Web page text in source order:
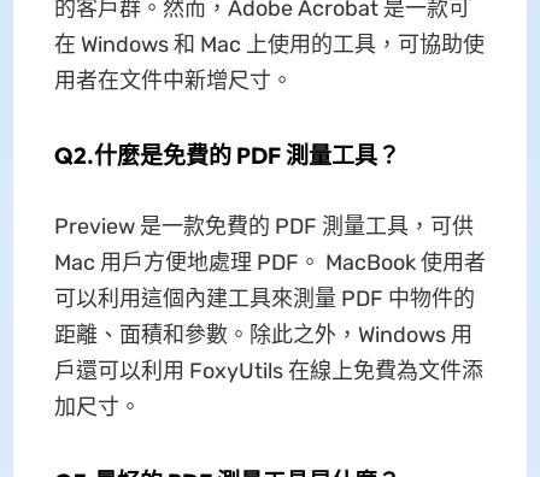
的客戶群。然而，Adobe Acrobat 是一款可
在 Windows 和 Mac 上使用的工具，可協助使
用者在文件中新增尺寸。
Q2.什麼是免費的 PDF 測量工具？
Preview 是一款免費的 PDF 測量工具，可供
Mac 用戶方便地處理 PDF。 MacBook 使用者
可以利用這個內建工具來測量 PDF 中物件的
距離、面積和參數。除此之外，Windows 用
戶還可以利用 FoxyUtils 在線上免費為文件添
加尺寸。